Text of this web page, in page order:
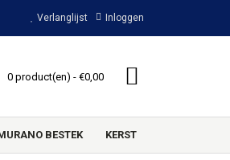
Verlanglijst Inloggen
0 product(en) - €0,00
BESTEK KERST